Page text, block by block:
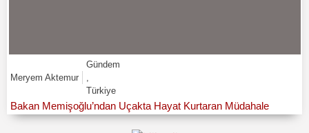
Meryem Aktemur
Gündem
,
Türkiye
Bakan Memişoğlu’ndan Uçakta Hayat Kurtaran Müdahale